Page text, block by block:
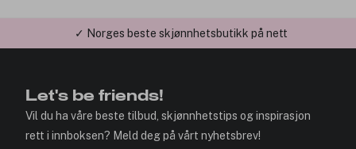
✓ Årets Nettbutikk 2026 og 2025
Let's be friends!
Vil du ha våre beste tilbud, skjønnhetstips og inspirasjon
rett i innboksen? Meld deg på vårt nyhetsbrev!